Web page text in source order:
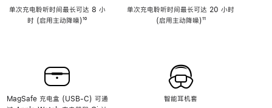
单次充电聆听时间最长可达 8 小
时 (启用主动降噪)脚
¹⁰
MagSafe 充电盒 (USB-C) 可通
单次充电聆听时间最长可达 20 小时
(启用主动降噪)脚
¹¹
智能耳机套